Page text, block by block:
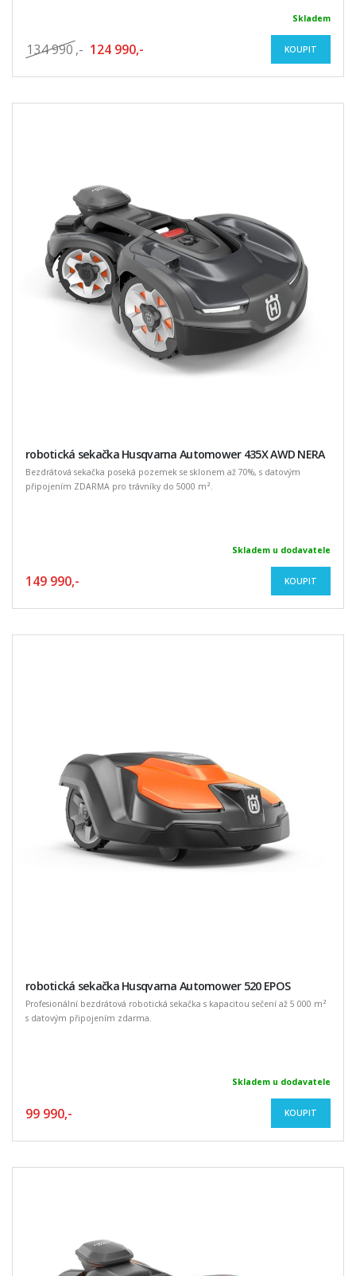
Skladem
134 990 ,- 124 990,- KOUPIT
robotická sekačka Husqvarna Automower 435X AWD NERA
Bezdrátová sekačka poseká pozemek se sklonem až 70%, s datovým
připojením ZDARMA pro trávníky do 5000 m².
Skladem u dodavatele
149 990,- KOUPIT
robotická sekačka Husqvarna Automower 520 EPOS
Profesionální bezdrátová robotická sekačka s kapacitou sečení až 5 000 m²
s datovým připojením zdarma.
Skladem u dodavatele
99 990,- KOUPIT